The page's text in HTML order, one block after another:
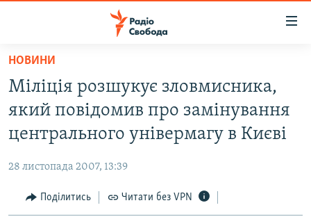
Перейти
основного
матеріалу
до
основної
Перейти
до
ВСЕ ЗА ДОБУ
ЕКОНОМІКА
СУСПІЛЬСТВО
РОСІЙСЬКА «ФІЛЬТРАЦІЯ»
ДОНБАС.РЕАЛІЇ
НОВИНИ
Міліція розшукує зловмисника,
який повідомив про замінування
центрального універмагу в Києві
28 листопада 2007, 13:39
Поділитись Читати без VPN